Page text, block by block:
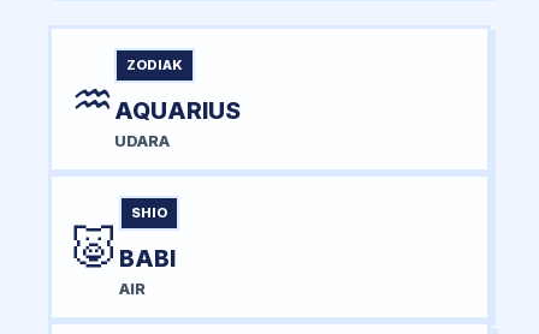
♒
ZODIAK
AQUARIUS
UDARA
🐷
SHIO
BABI
AIR